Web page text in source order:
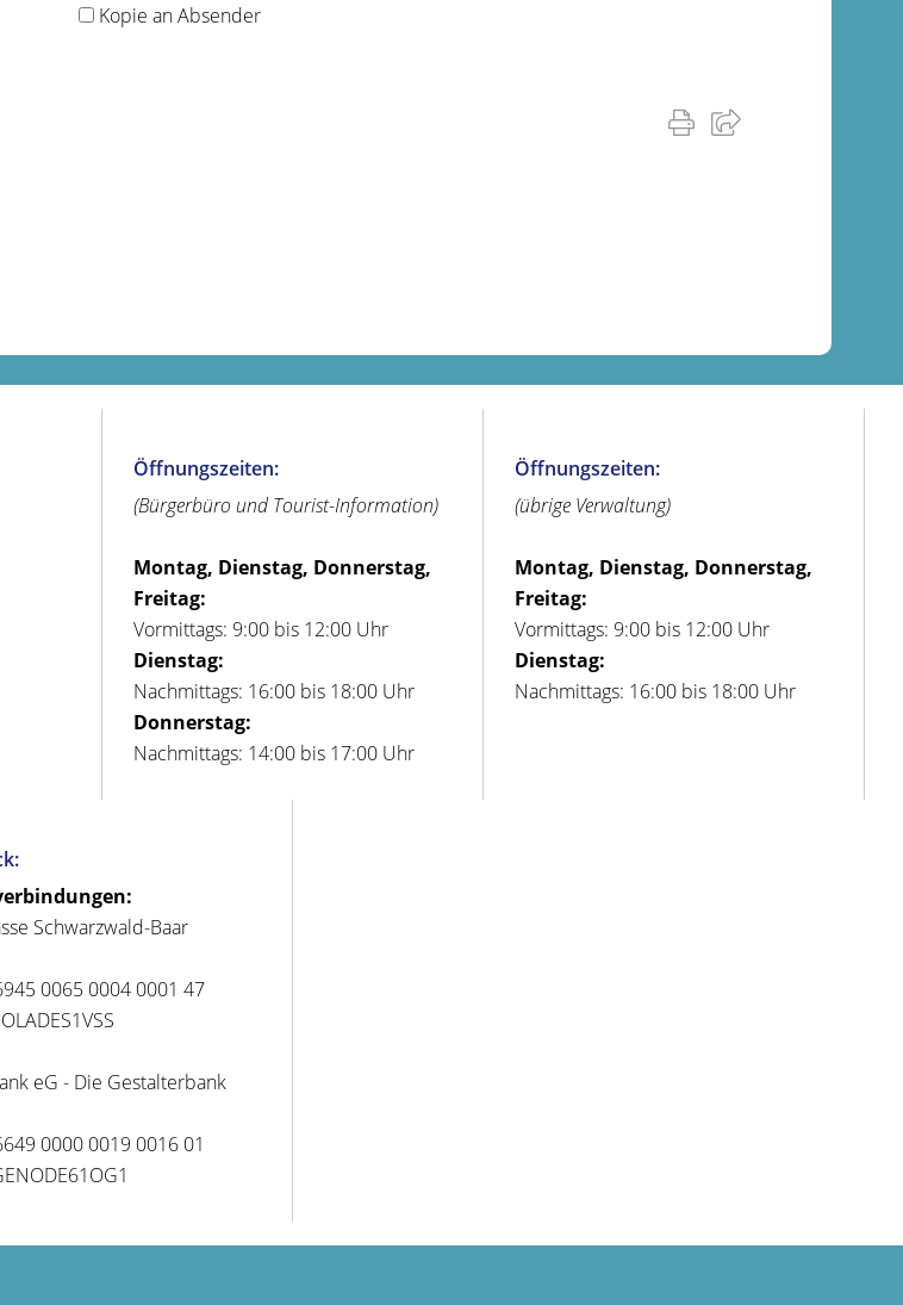
Kopie an Absender
Öffnungszeiten:
(Bürgerbüro und Tourist-Information)
Montag, Dienstag, Donnerstag,
Freitag:
Vormittags: 9:00 bis 12:00 Uhr
Dienstag:
Nachmittags: 16:00 bis 18:00 Uhr
Donnerstag:
Nachmittags: 14:00 bis 17:00 Uhr
Öffnungszeiten:
(übrige Verwaltung)
Montag, Dienstag, Donnerstag,
Freitag:
Vormittags: 9:00 bis 12:00 Uhr
Dienstag:
Nachmittags: 16:00 bis 18:00 Uhr
Schwarzwald-Baar
0065 0004 0001 47
eG - Die Gestalterbank
0000 0019 0016 01